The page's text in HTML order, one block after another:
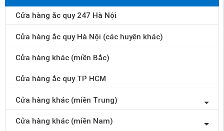
Cửa hàng ắc quy 247 Hà Nội
Cửa hàng ắc quy Hà Nội (các huyện khác)
Cửa hàng khác (miền Bắc)
Cửa hàng ắc quy TP HCM
Cửa hàng khác (miền Trung)
Cửa hàng khác (miền Nam)